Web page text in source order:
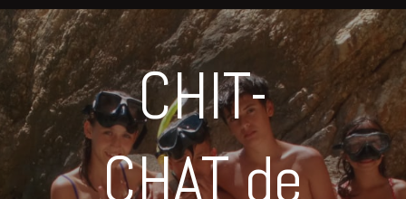
CHIT-
CHAT de